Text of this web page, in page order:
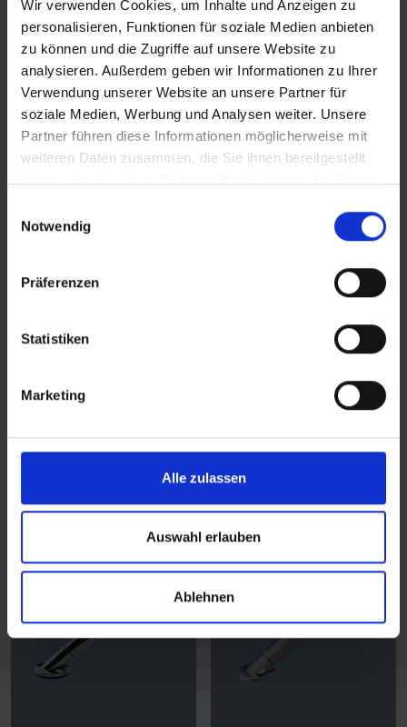
Wir verwenden Cookies, um Inhalte und Anzeigen zu
personalisieren, Funktionen für soziale Medien anbieten
zu können und die Zugriffe auf unsere Website zu
analysieren. Außerdem geben wir Informationen zu Ihrer
Verwendung unserer Website an unsere Partner für
soziale Medien, Werbung und Analysen weiter. Unsere
Partner führen diese Informationen möglicherweise mit
weiteren Daten zusammen, die Sie ihnen bereitgestellt
Notwendig
Präferenzen
Statistiken
Marketing
Alle zulassen
Auswahl erlauben
Ablehnen
Douchesets Douchesets
JULIA DRAAIVOET,
JULIA DRAAIVOET,